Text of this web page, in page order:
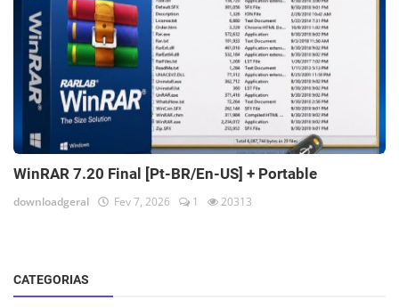
WinRAR 7.20 Final [Pt-BR/En-US] + Portable
downloadgeral Fev 7, 2026 1 20313
CATEGORIAS